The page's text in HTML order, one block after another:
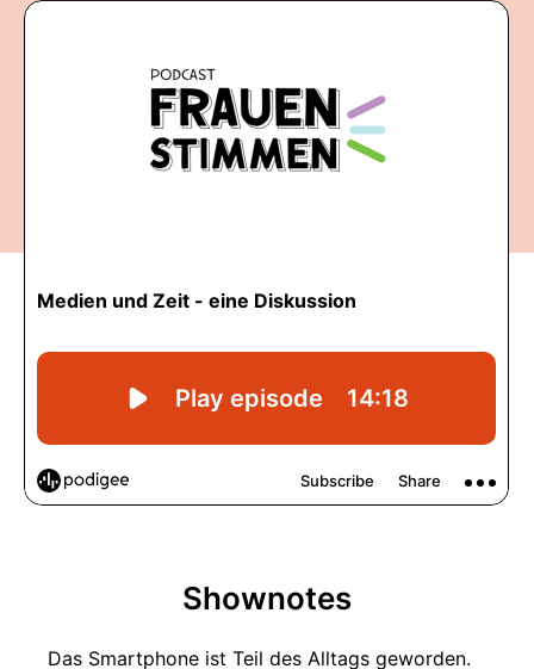
Shownotes
Das Smartphone ist Teil des Alltags geworden.